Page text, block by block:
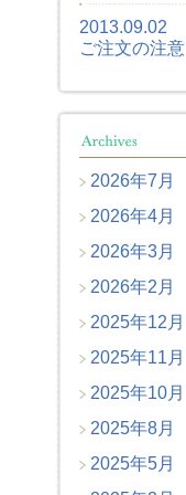
2013.09.02
ご注文の注意
2026年7月
2026年4月
2026年3月
2026年2月
2025年12月
2025年11月
2025年10月
2025年8月
2025年5月